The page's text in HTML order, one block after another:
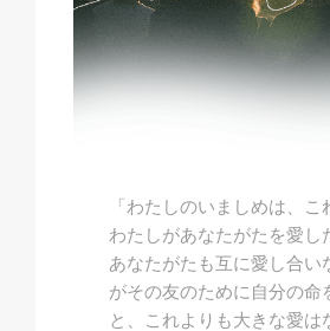
「わたしのいましめは、こ
わたしがあなたがたを愛し
あなたがたも互に愛し合い
がその友のために自分の命
と、これよりも大きな愛は